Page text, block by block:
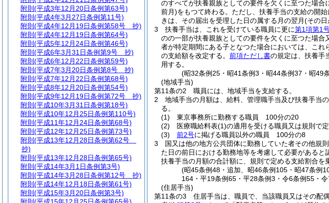
のすべてが扶養親族としての要件を欠くに至つた場合
前月)をもつて終わる。 ただし、扶養手当の支給の開始
きは、その届出を受理した日の属する月の翌月(その日
3
扶養手当は、これを受けている職員に更に第1項第1
のの一部が扶養親族としての要件を欠くに至つた場合
者が特定期間にある子となつた場合においては、これ
の支給額を改定する。 前項ただし書の規定は、扶養手
用する。
(昭32条例25・昭41条例3・昭44条例37・昭49
(地域手当)
第11条の2
職員には、地域手当を支給する。
2
地域手当の月額は、給料、管理職手当及び扶養手当の
る。
(1)
東京事務所に勤務する職員 100分の20
(2)
医療職給料表(1)の適用を受ける職員又は規則で
(3)
前2号に掲げる職員以外の職員 100分の8
3
国又は他の地方公共団体に勤務していた者その他規
た日の前日における勤務地等を考慮して必要があると
扶養手当の月額の合計額に、規則で定める支給割合を
(昭45条例48・追加、昭46条例105・昭47条例
164・平19条例65・平28条例3・令6条例55・
(住居手当)
第11条の3
住居手当は、職員で、当該職員又はその配
附則 (平成3年12月20日条例第63号)
附則 (平成4年3月27日条例第11号)
附則 (平成4年12月19日条例第58号 抄)
附則 (平成4年12月19日条例第64号)
附則 (平成5年12月24日条例第46号)
附則 (平成6年3月31日条例第9号 抄)
附則 (平成6年12月22日条例第59号)
附則 (平成7年3月20日条例第8号 抄)
附則 (平成7年12月22日条例第68号)
附則 (平成8年12月20日条例第54号)
附則 (平成9年12月19日条例第72号 抄)
附則 (平成10年3月31日条例第18号)
附則 (平成10年12月25日条例第110号)
附則 (平成11年12月24日条例第68号)
附則 (平成12年12月25日条例第73号)
附則 (平成13年12月28日条例第62号
抄)
附則 (平成13年12月28日条例第65号)
附則 (平成14年3月1日条例第3号)
附則 (平成14年3月28日条例第12号 抄)
附則 (平成14年12月18日条例第61号)
附則 (平成15年3月20日条例第3号)